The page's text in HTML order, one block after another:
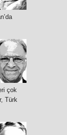
çok
Türk